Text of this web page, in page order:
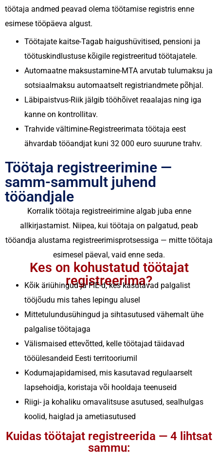
töötaja andmed peavad olema töötamise registris enne
esimese tööpäeva algust.
Töötajate kaitse-Tagab haigushüvitised, pensioni ja
töötuskindlustuse kõigile registreeritud töötajatele.
Automaatne maksustamine-MTA arvutab tulumaksu ja
sotsiaalmaksu automaatselt registriandmete põhjal.
Läbipaistvus-Riik jälgib tööhõivet reaalajas ning iga
kanne on kontrollitav.
Trahvide vältimine-Registreerimata töötaja eest
ähvardab tööandjat kuni 32 000 euro suurune trahv.
Töötaja registreerimine —
samm-sammult juhend
tööandjale
Korralik töötaja registreeirimine algab juba enne
allkirjastamist. Niipea, kui töötaja on palgatud, peab
tööandja alustama registreerimisprotsessiga — mitte töötaja
esimesel päeval, vaid enne seda.
Kes on kohustatud töötajat
registreerima?
Kõik äriühingud ja FIE-d, kes kasutavad palgalist
tööjõudu mis tahes lepingu alusel
Mittetulundusühingud ja sihtasutused vähemalt ühe
palgalise töötajaga
Välismaised ettevõtted, kelle töötajad täidavad
tööülesandeid Eesti territooriumil
Kodumajapidamised, mis kasutavad regulaarselt
lapsehoidja, koristaja või hooldaja teenuseid
Riigi- ja kohaliku omavalitsuse asutused, sealhulgas
koolid, haiglad ja ametiasutused
Kuidas töötajat registreerida — 4 lihtsat
sammu: